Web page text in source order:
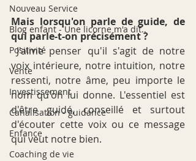
Nouveau Service
Blog enfant - Une licorne m'a dit..
Positivité
Vente
Investissement
Canalisation - guidance
Enfance
Coaching de vie
Mais lorsqu'on parle de guide, de
qui parle-t-on précisément ?
J'aime penser qu'il s'agit de notre
voix intérieure, notre intuition, notre
ressenti, notre âme, peu importe le
nom qu'on lui donne. L'essentiel est
d'être guidé, conseillé et surtout
d'écouter cette voix ou ce message
qui veut notre bien.